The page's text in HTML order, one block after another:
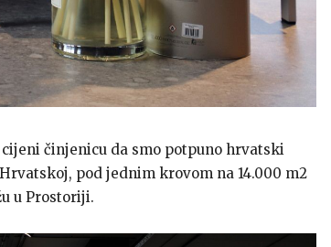
činjenicu da smo potpuno hrvatski
pod jednim krovom na 14.000 m2
u Prostoriji.